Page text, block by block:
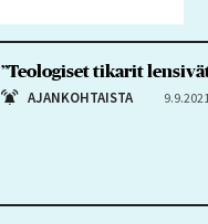
”Teologiset tikarit
AJANKOHTAISTA